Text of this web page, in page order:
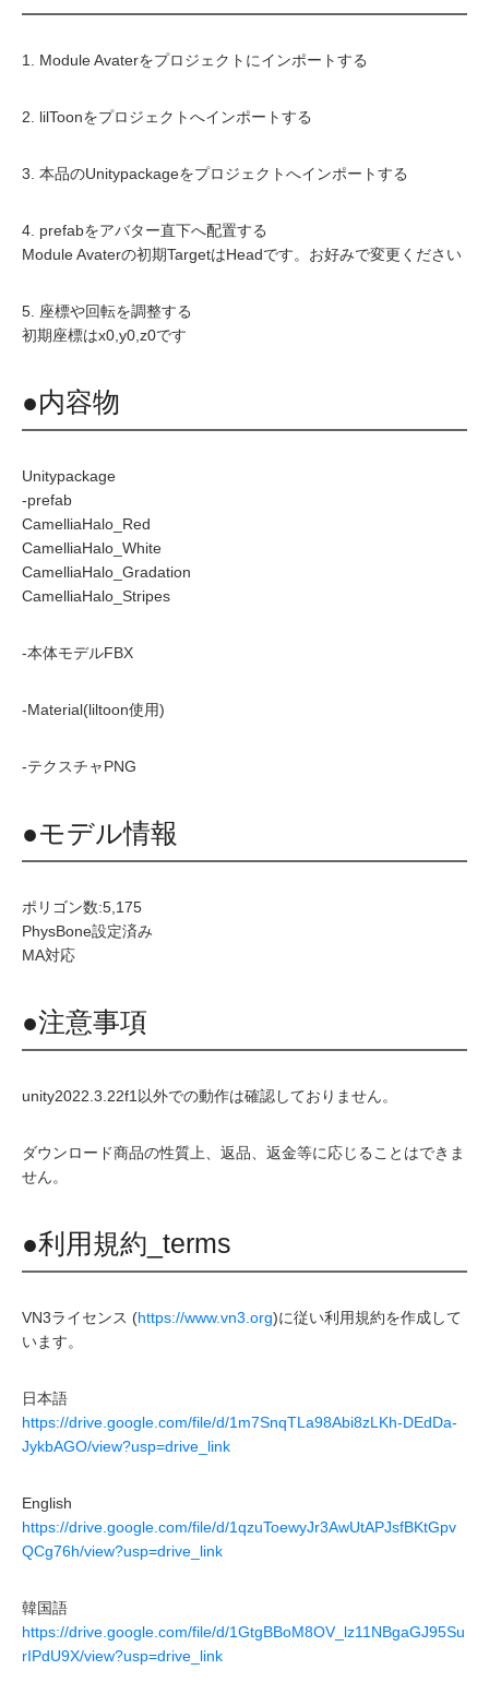
1. Module Avaterをプロジェクトにインポートする
2. lilToonをプロジェクトへインポートする
3. 本品のUnitypackageをプロジェクトへインポートする
4. prefabをアバター直下へ配置する
Module Avaterの初期TargetはHeadです。お好みで変更ください
5. 座標や回転を調整する
初期座標はx0,y0,z0です
●内容物
Unitypackage
-prefab
CamelliaHalo_Red
CamelliaHalo_White
CamelliaHalo_Gradation
CamelliaHalo_Stripes
-本体モデルFBX
-Material(liltoon使用)
-テクスチャPNG
●モデル情報
ポリゴン数:5,175
PhysBone設定済み
MA対応
●注意事項
unity2022.3.22f1以外での動作は確認しておりません。
ダウンロード商品の性質上、返品、返金等に応じることはできま
せん。
●利用規約_terms
VN3ライセンス (https://www.vn3.org)に従い利用規約を作成して
います。
日本語
https://drive.google.com/file/d/1m7SnqTLa98Abi8zLKh-DEdDa-
JykbAGO/view?usp=drive_link
English
https://drive.google.com/file/d/1qzuToewyJr3AwUtAPJsfBKtGpv
QCg76h/view?usp=drive_link
韓国語
https://drive.google.com/file/d/1GtgBBoM8OV_lz11NBgaGJ95Su
rIPdU9X/view?usp=drive_link